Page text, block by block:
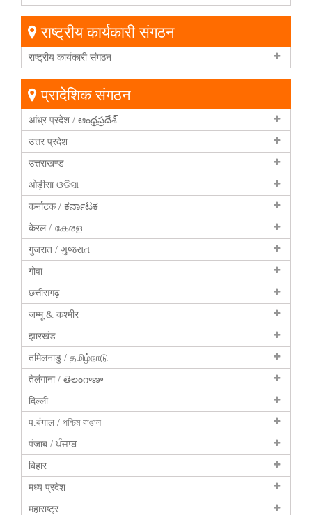
राष्ट्रीय कार्यकारी संगठन
राष्ट्रीय कार्यकारी संगठन
प्रादेशिक संगठन
आंध्र प्रदेश / ఆంధ్రప్రదేశ్
उत्तर प्रदेश
उत्तराखण्ड
ओड़ीसा ଓଡିସା
कर्नाटक / ಕರ್ನಾಟಕ
केरल / കേരള
गुजरात / ગુજરાત
गोवा
छत्तीसगढ़
जम्मू & कश्मीर
झारखंड
तमिलनाडु / தமிழ்நாடு
तेलंगाना / తెలంగాణా
दिल्ली
प.बंगाल / পশ্চিম বাঙাল
पंजाब / ਪੰਜਾਬ
बिहार
मध्य प्रदेश
महाराष्ट्र